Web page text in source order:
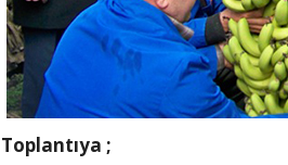
Toplantıya ;